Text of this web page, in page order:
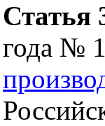
Статья
года №